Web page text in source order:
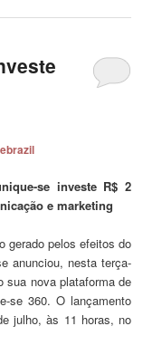
se investe R$ 2
e marketing
gerado pelos efeitos do
anunciou, nesta terça-
sua nova plataforma de
se 360. O lançamento
julho, às 11 horas, no